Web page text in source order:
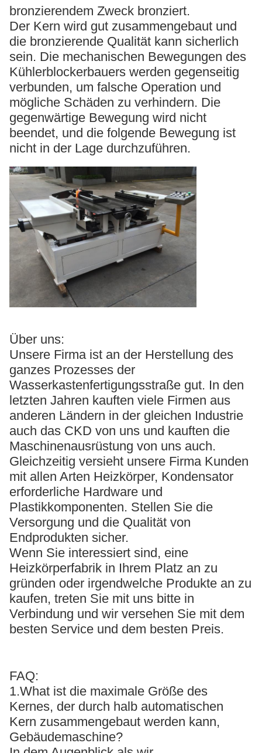
bronzierendem Zweck bronziert.
Der Kern wird gut zusammengebaut und
die bronzierende Qualität kann sicherlich
sein. Die mechanischen Bewegungen des
Kühlerblockerbauers werden gegenseitig
verbunden, um falsche Operation und
mögliche Schäden zu verhindern. Die
gegenwärtige Bewegung wird nicht
beendet, und die folgende Bewegung ist
nicht in der Lage durchzuführen.
Über uns:
Unsere Firma ist an der Herstellung des
ganzes Prozesses der
Wasserkastenfertigungsstraße gut. In den
letzten Jahren kauften viele Firmen aus
anderen Ländern in der gleichen Industrie
auch das CKD von uns und kauften die
Maschinenausrüstung von uns auch.
Gleichzeitig versieht unsere Firma Kunden
mit allen Arten Heizkörper, Kondensator
erforderliche Hardware und
Plastikkomponenten. Stellen Sie die
Versorgung und die Qualität von
Endprodukten sicher.
Wenn Sie interessiert sind, eine
Heizkörperfabrik in Ihrem Platz an zu
gründen oder irgendwelche Produkte an zu
kaufen, treten Sie mit uns bitte in
Verbindung und wir versehen Sie mit dem
besten Service und dem besten Preis.
FAQ:
1.What ist die maximale Größe des
Kernes, der durch halb automatischen
Kern zusammengebaut werden kann,
Gebäudemaschine?